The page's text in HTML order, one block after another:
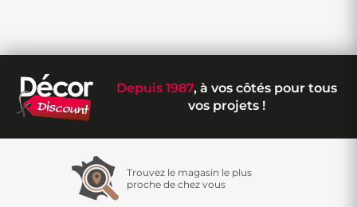
Depuis 1987, à vos côtés pour tous
vos projets !
Trouvez le magasin le plus
proche de chez vous